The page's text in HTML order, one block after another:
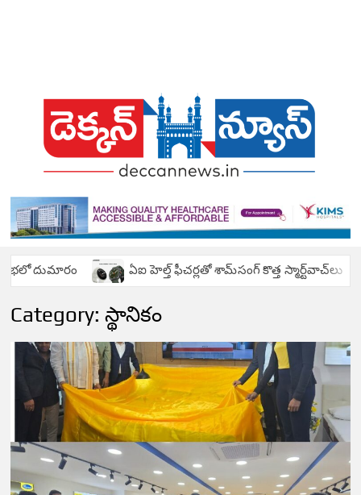
ఏఐ హెల్త్ ఫీచర్లతో శామ్‌సంగ్ కొత్త స్మార్ట్‌వాచ్‌లు త‌గిన
Category:స్థానికం